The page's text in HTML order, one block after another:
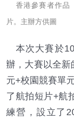
香港參賽者作品
片。主辦方供圖
本次大賽於
辦，大賽以全新
元+校園競賽單
了航拍短片+航
練營，設立了